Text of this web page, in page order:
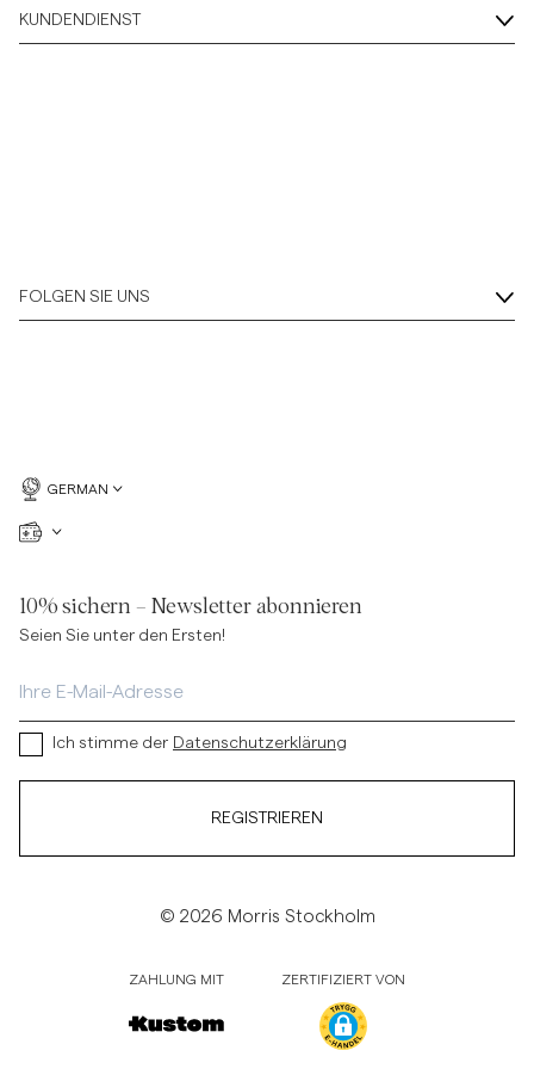
KUNDENDIENST
FOLGEN SIE UNS
GERMAN
10% sichern – Newsletter abonnieren
Seien Sie unter den Ersten!
Ich stimme der Datenschutzerklärung
REGISTRIEREN
© 2026 Morris Stockholm
ZAHLUNG MIT ZERTIFIZIERT VON